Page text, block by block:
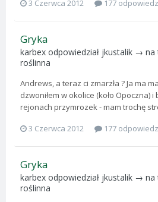
3 Czerwca 2012 177
Gryka
karbex odpowiedział jkustalik → na
roślinna
Andrews, a teraz ci zmarzła ? Ja ma
dzwoniłem w okolice (koło Opoczna)
rejonach przymrozek - mam trochę
3 Czerwca 2012
177
Gryka
karbex odpowiedział jkustalik → na
roślinna